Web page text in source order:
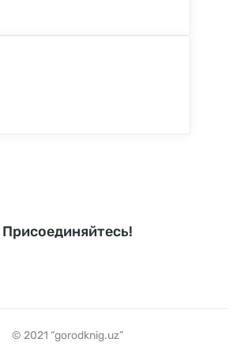
Присоединяйтесь!
© 2021 “gorodknig.uz”